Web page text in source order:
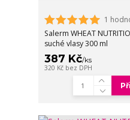
1
Salerm WHEAT
suché vlasy 300 ml
387 Kč/ks
320 Kč bez DPH